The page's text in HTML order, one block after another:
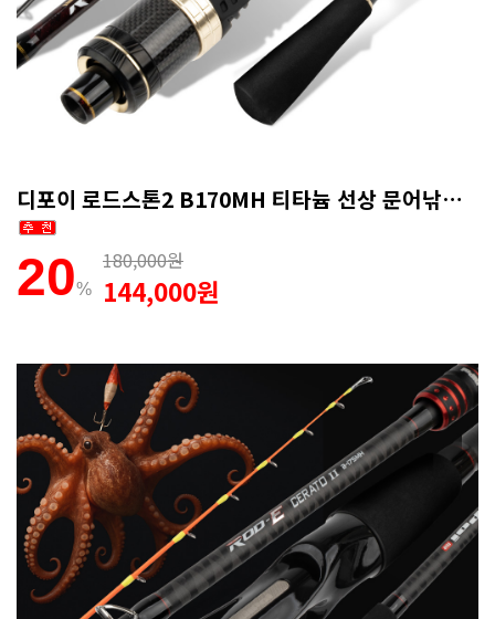
디포이 로드스톤2 B170MH 티타늄 선상 문어낚시대 심해갑오징어 1회 AS
20%
180,000원
144,000원